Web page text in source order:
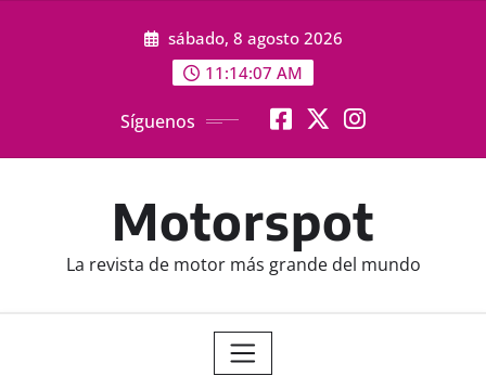
sábado, 8 agosto 2026
11:14:08 AM
Síguenos
Motorspot
La revista de motor más grande del mundo